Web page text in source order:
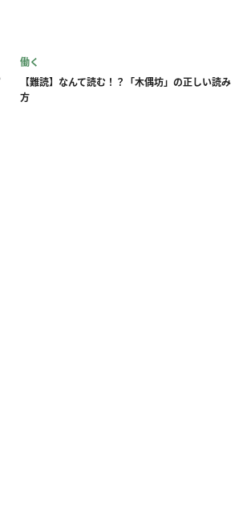
働く
【難読】なんて読む！？「木偶坊」の正しい読み
方